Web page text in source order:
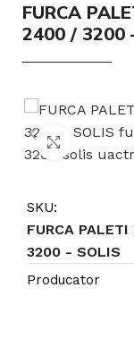
FURCA
2400 / 3200
Click to
SKU:
FURCA
3200 - SOLIS
Producator